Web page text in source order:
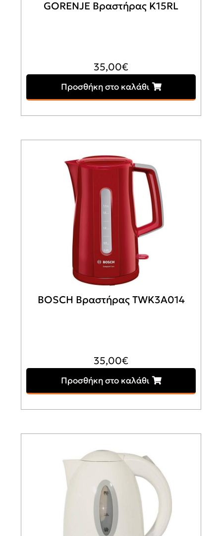
GORENJE Βραστήρας K15RL
35,00€
Προσθήκη στο καλάθι
BOSCH Βραστήρας TWK3A014
35,00€
Προσθήκη στο καλάθι